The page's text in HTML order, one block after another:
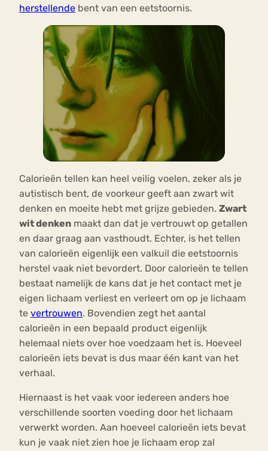
herstellende bent van een eetstoornis.
Calorieën tellen kan heel veilig voelen, zeker als je
autistisch bent, de voorkeur geeft aan zwart wit
denken en moeite hebt met grijze gebieden. Zwart
wit denken maakt dan dat je vertrouwt op getallen
en daar graag aan vasthoudt. Echter, is het tellen
van calorieën eigenlijk een valkuil die eetstoornis
herstel vaak niet bevordert. Door calorieën te tellen
bestaat namelijk de kans dat je het contact met je
eigen lichaam verliest en verleert om op je lichaam
te vertrouwen. Bovendien zegt het aantal
calorieën in een bepaald product eigenlijk
helemaal niets over hoe voedzaam het is. Hoeveel
calorieën iets bevat is dus maar één kant van het
verhaal.
Hiernaast is het vaak voor iedereen anders hoe
verschillende soorten voeding door het lichaam
verwerkt worden. Aan hoeveel calorieën iets bevat
kun je vaak niet zien hoe je lichaam erop zal